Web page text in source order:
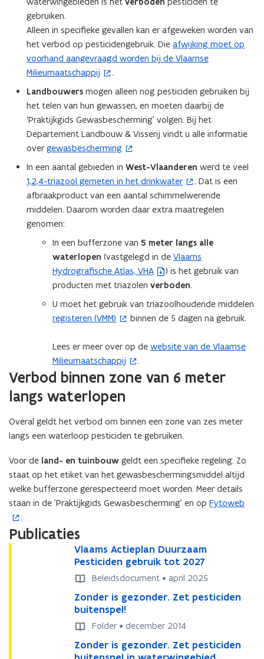
r
v
n
s
t
r
)
i
e
u
w
v
e
n
s
t
e
r
gebruiken.
Alleen in specifieke gevallen kan er afgeweken worden van
het verbod op pesticidengebruik. Die afwijking moet op
voorhand aangevraagd worden bij de Vlaamse
Milieumaatschappij
(
o
e
n
t
i
i
e
u
w
e
n
s
t
e
r
.
Landbouwers mogen alleen nog pesticiden gebruiken bij
het telen van hun gewassen, en moeten daarbij de
‘Praktijkgids Gewasbescherming’ volgen. Bij het
Departement Landbouw & Visserij vindt u alle informatie
over gewasbescherming
(
o
p
e
n
t
w
s
e
r
In een aantal gebieden in West-Vlaanderen werd te veel
1,2,4-triazool gemeten in het drinkwater
(
o
p
e
e
n
t
e
. Dat is een
afbraakproduct van een aantal schimmelwerende
middelen. Daarom worden daar extra maatregelen
genomen:
In een bufferzone van 5 meter langs alle
waterlopen (vastgelegd in de Vlaams
Hydrografische Atlas, VHA
(
b
e
s
t
n
o
p
t
i
e
n
s
t
r
)
) is het gebruik van
producten met triazolen verboden.
U moet het gebruik van triazoolhoudende middelen
registeren (VMM)
(
p
e
n
i
n
n
e
u
w
v
n
binnen de 5 dagen na gebruik.
Lees er meer over op de website van de Vlaamse
Milieumaatschappij
(
p
t
i
n
i
e
u
e
n
s
e
)
.
Verbod binnen zone van 6 meter
langs waterlopen
Overal geldt het verbod om binnen een zone van zes meter
langs een waterloop pesticiden te gebruiken.
Voor de land- en tuinbouw geldt een specifieke regeling. Zo
staat op het etiket van het gewasbeschermingsmiddel altijd
welke bufferzone gerespecteerd moet worden. Meer details
staan in de 'Praktijkgids Gewasbescherming' en op Fytoweb
(
n
e
.
Publicaties
Vlaams Actieplan Duurzaam
Pesticiden gebruik tot 2027
V
l
a
a
m
s
A
t
Beleidsdocument • april 2025
Zonder is gezonder. Zet pesticiden
buitenspel!
Z
o
n
d
e
Folder • december 2014
Zonder is gezonder. Zet pesticiden
Z